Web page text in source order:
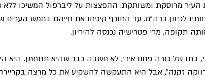
תקופה, מרי פטרישיה נכנסה להיריון.
זקנה", אבל היא התעקשה להשקיע את כל מרצה